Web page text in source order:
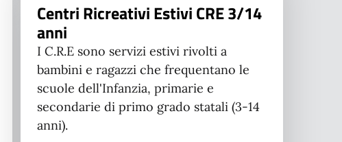
Centri Ricreativi Estivi CRE 3/14
anni
I C.R.E sono servizi estivi rivolti a
bambini e ragazzi che frequentano le
scuole dell'Infanzia, primarie e
secondarie di primo grado statali (3-14
anni).